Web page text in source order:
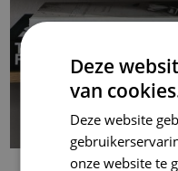
Deze
van
Deze website
onze website te